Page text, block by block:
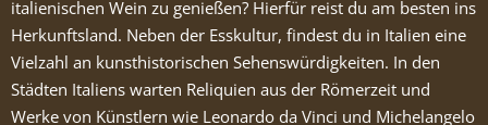
italienischen Wein zu genießen? Hierfür reist du am besten ins
Herkunftsland. Neben der Esskultur, findest du in Italien eine
Vielzahl an kunsthistorischen Sehenswürdigkeiten. In den
Städten Italiens warten Reliquien aus der Römerzeit und
Werke von Künstlern wie Leonardo da Vinci und Michelangelo